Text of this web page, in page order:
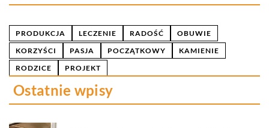
PRODUKCJA LECZENIE RADOŚĆ
OBUWIE
KORZYŚCI
PASJA POCZĄTKOWY
KAMIENIE
RODZICE
PROJEKT
Ostatnie wpisy